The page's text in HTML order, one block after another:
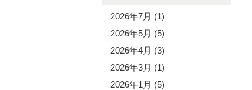
2026年7月 (1)
2026年5月 (5)
2026年4月 (3)
2026年3月 (1)
2026年1月 (5)